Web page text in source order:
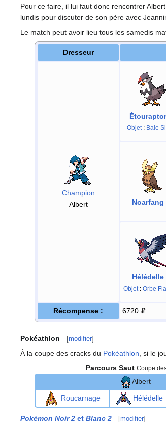
Pour ce faire, il lui faut donc rencontrer
lundis pour discuter de son père avec
Le match peut avoir lieu tous les samedis
Dresseur
Champion
Albert
Étouraptor
Objet : Baie
Noarfang
Hélédelle
Objet : Orbe
Récompense : 6720
Pokéathlon [modifier]
À la coupe des cracks du Pokéathlon , si le
Parcours Saut Coupe
Albert
Roucarnage Hélédelle
Pokémon Noir 2 et Blanc 2 [modifier]